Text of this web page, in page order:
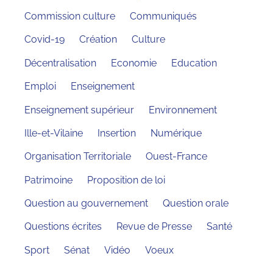
Commission culture Communiqués
Covid-19 Création Culture
Décentralisation Economie Education
Emploi Enseignement
Enseignement supérieur Environnement
Ille-et-Vilaine Insertion Numérique
Organisation Territoriale Ouest-France
Patrimoine Proposition de loi
Question au gouvernement Question orale
Questions écrites Revue de Presse Santé
Sport Sénat Vidéo Voeux